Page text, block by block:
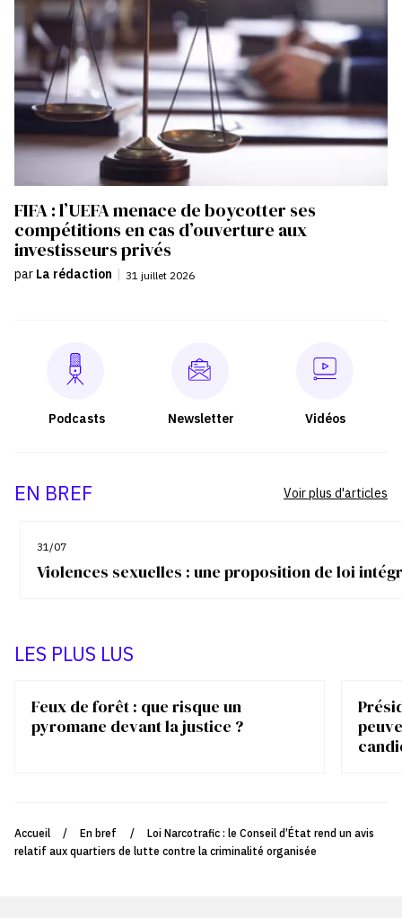
FIFA : l’UEFA menace de boycotter ses
compétitions en cas d’ouverture aux
investisseurs privés
par La rédaction | 31 juillet 2026
Podcasts Newsletter Vidéos
EN BREF
31/07
Violences sexuelles : une proposition de loi
Voir plus d'articles
LES PLUS LUS
Feux de forêt : que risque un
pyromane devant la justice ?
Accueil / En bref /
Loi Narcotrafic : le Conseil d’État rend un avis
relatif aux quartiers de lutte contre la criminalité organisée